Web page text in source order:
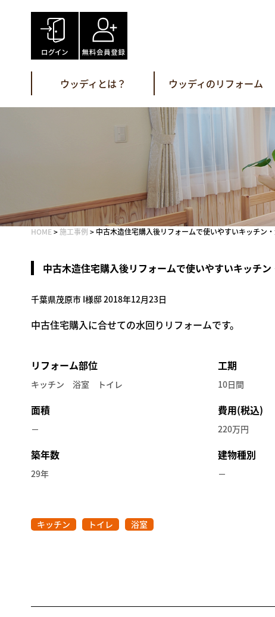
ウッディとは？ ウッディのリフォーム
HOME>施工事例 > 中古木造住宅購入後リフォームで使いやすいキッチン
中古木造住宅購入後リフォームで使いやすいキッチ
千葉県茂原市 I様邸 2018年12月23日
中古住宅購入に合せての水回りリフォームです。
リフォーム部位
キッチン 浴室 トイレ
工期
10日間
面積
－
費用(税込)
220万円
築年数
29年
建物種別
－
キッチン トイレ 浴室